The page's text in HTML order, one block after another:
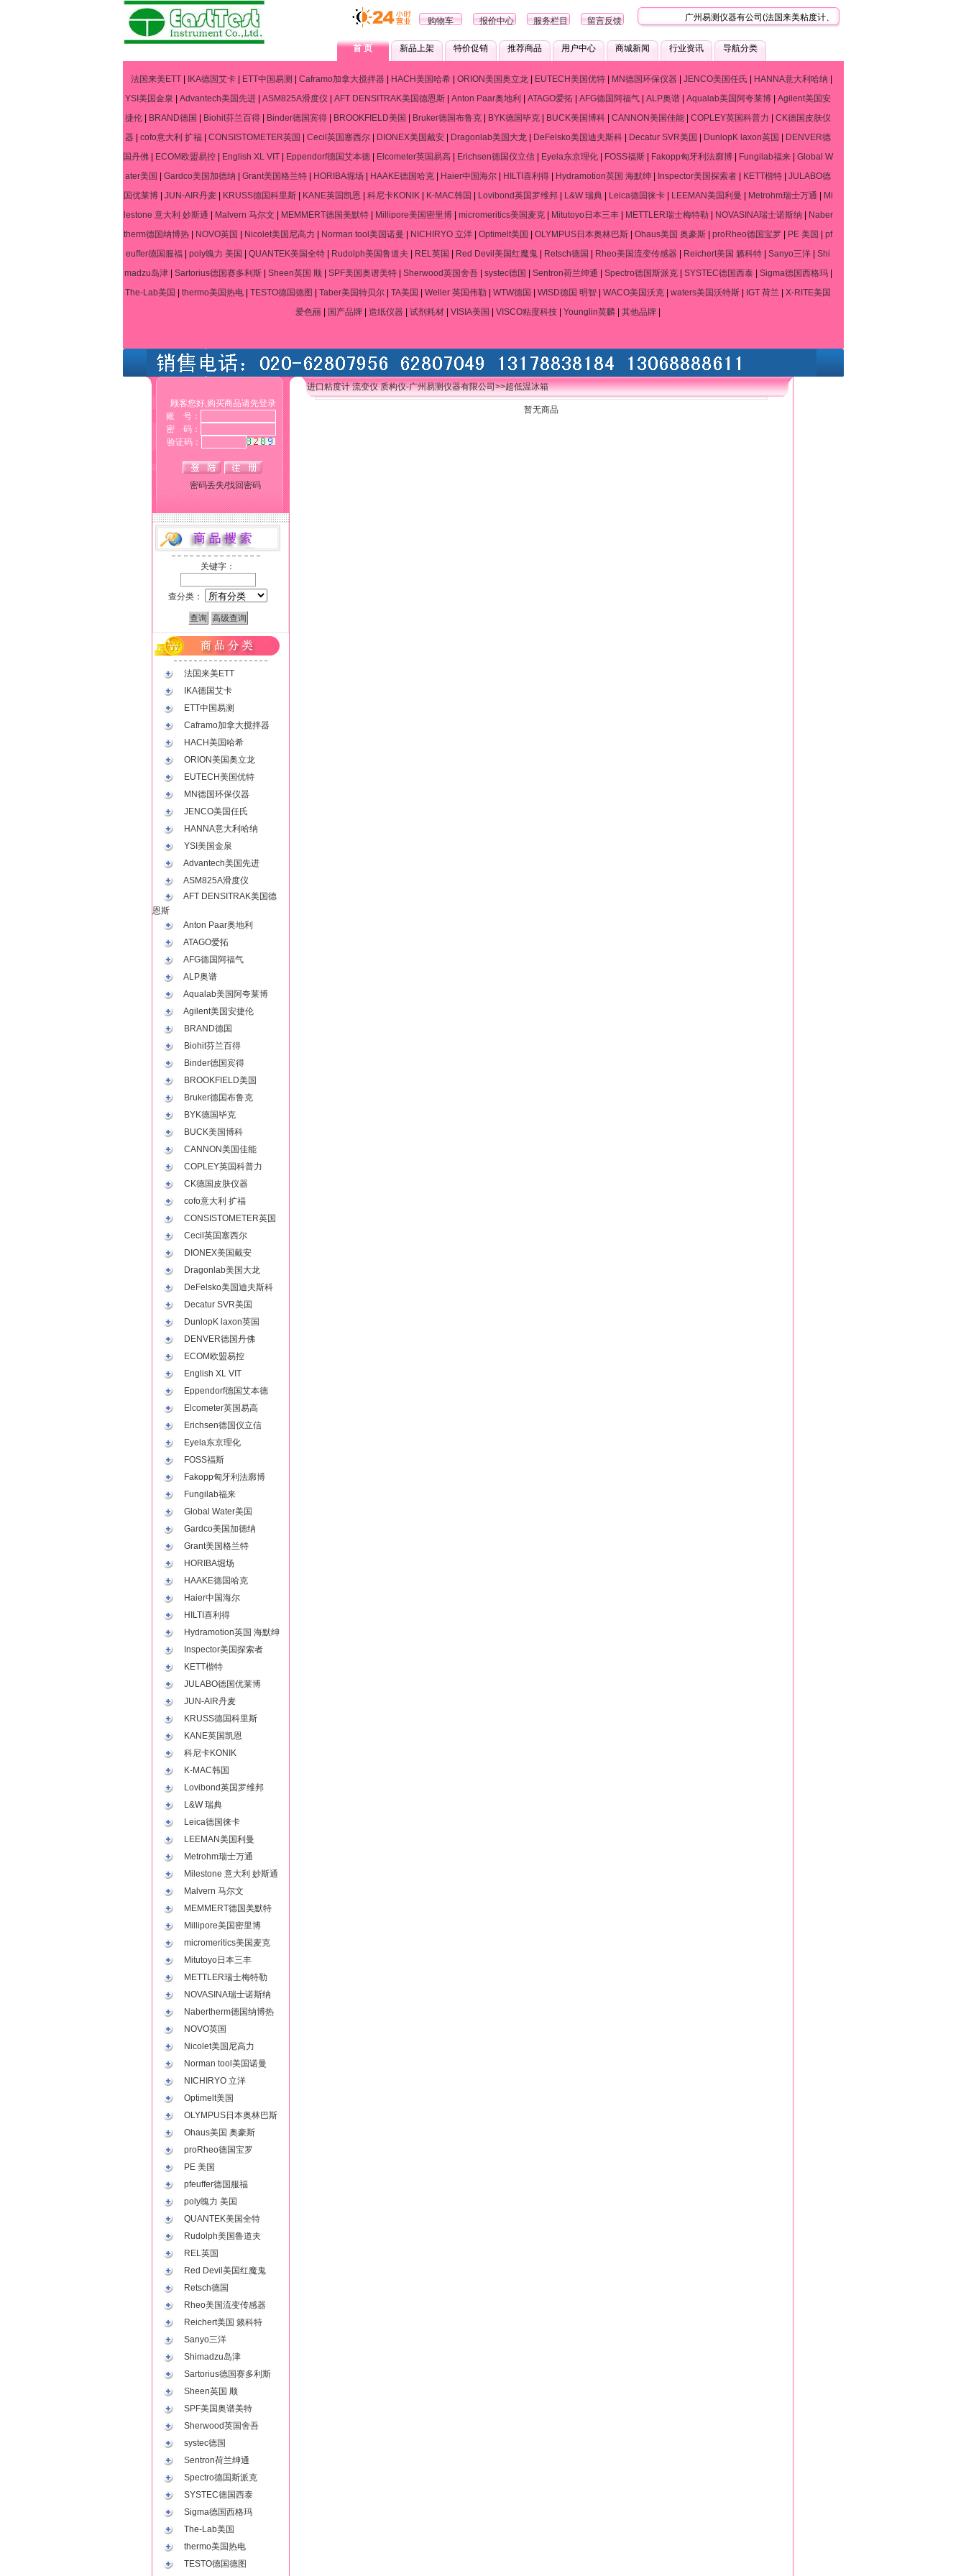
广州易测仪器有公司(法国来美粘度计、流变仪、质构仪技术服务中心)，是
购物车 报价中心 服务栏目 留言反馈
首 页 新品上架 特价促销 推荐商品 用户中心 商城新闻 行业资讯 导航分类
法国来美ETT| IKA德国艾卡| ETT中国易测 Caframo加拿大搅拌器| HACH美国哈希| ORION美国奥立龙| EUTECH美国优特| MN德国环保仪器| JENCO美国任氏 HANNA意大利哈纳
YSI美国金泉
Advantech美国先进 ASM825A滑度仪 AFT DENSITRAK美国德恩斯 Anton Paar奥地利 ATAGO爱拓 AFG德国阿福气 ALP奥谱 Aqualab美国阿夸莱博
Agilent美国安
捷伦
BRAND德国 Biohit芬兰百得 Binder德国宾得 BROOKFIELD美国 Bruker德国布鲁克 BYK德国毕克 BUCK美国博科 CANNON美国佳能 COPLEY英国科普力
CK德国皮肤仪
器
cofo意大利 扩福 CONSISTOMETER英国 Cecil英国塞西尔 DIONEX美国戴安 Dragonlab美国大龙 DeFelsko美国迪夫斯科 Decatur SVR美国 DunlopK laxon英国
DENVER德
国丹佛
ECOM欧盟易控 English XL VIT Eppendorf德国艾本德 Elcometer英国易高 Erichsen德国仪立信 Eyela东京理化 FOSS福斯 Fakopp匈牙利法廓博 Fungilab福来
Global W
ater美国
Gardco美国加德纳 Grant美国格兰特 HORIBA堀场 HAAKE德国哈克 Haier中国海尔 HILTI喜利得 Hydramotion英国 海默绅 Inspector美国探索者 KETT楷特
JULABO德
国优莱博| JUN-AIR丹麦| KRUSS德国科里斯| KANE英国凯恩 科尼卡KONIK| K-MAC韩国 Lovibond英国罗维邦| L&W 瑞典| Leica德国徕卡| LEEMAN美国利曼 Metrohm瑞士万通
Mi
lestone 意大利 妙斯通
Malvern 马尔文 MEMMERT德国美默特| Millipore美国密里博| micromeritics美国麦克| Mitutoyo日本三丰| METTLER瑞士梅特勒 NOVASINA瑞士诺斯纳
Naber
therm德国纳博热
NOVO英国 Nicolet美国尼高力 Norman tool美国诺曼 NICHIRYO 立洋 Optimelt美国 OLYMPUS日本奥林巴斯 Ohaus美国 奥豪斯 proRheo德国宝罗 PE 美国
pf
euffer德国服福
poly魄力 美国 QUANTEK美国全特 Rudolph美国鲁道夫 REL英国 Red Devil美国红魔鬼 Retsch德国 Rheo美国流变传感器 Reichert美国 籁科特 Sanyo三洋
Shi
madzu岛津| Sartorius德国赛多利斯| Sheen英国 顺| SPF美国奥谱美特| Sherwood英国舍吾| systec德国 Sentron荷兰绅通 Spectro德国斯派克| SYSTEC德国西泰| Sigma德国西格玛|
The-Lab美国
thermo美国热电 TESTO德国德图 Taber美国特贝尔 TA美国 Weller 英国伟勒 WTW德国 WISD德国 明智 WACO美国沃克 waters美国沃特斯 IGT 荷兰
X-RITE美国
爱色丽
国产品牌 造纸仪器 试剂耗材 VISIA美国 VISCO粘度科技 Younglin英麟 其他品牌
顾客您好,购买商品请先登录
账 号：
密 码：
验证码：
密码丢失/找回密码
关键字：
查分类：
法国来美ETT
IKA德国艾卡
ETT中国易测
Caframo加拿大搅拌器
HACH美国哈希
ORION美国奥立龙
EUTECH美国优特
MN德国环保仪器
JENCO美国任氏
HANNA意大利哈纳
YSI美国金泉
Advantech美国先进
ASM825A滑度仪
AFT DENSITRAK美国德
恩斯
Anton Paar奥地利
ATAGO爱拓
AFG德国阿福气
ALP奥谱
Aqualab美国阿夸莱博
Agilent美国安捷伦
BRAND德国
Biohit芬兰百得
Binder德国宾得
BROOKFIELD美国
Bruker德国布鲁克
BYK德国毕克
BUCK美国博科
CANNON美国佳能
COPLEY英国科普力
CK德国皮肤仪器
cofo意大利 扩福
CONSISTOMETER英国
Cecil英国塞西尔
DIONEX美国戴安
Dragonlab美国大龙
DeFelsko美国迪夫斯科
Decatur SVR美国
DunlopK laxon英国
DENVER德国丹佛
ECOM欧盟易控
English XL VIT
Eppendorf德国艾本德
Elcometer英国易高
Erichsen德国仪立信
Eyela东京理化
FOSS福斯
Fakopp匈牙利法廓博
Fungilab福来
Global Water美国
Gardco美国加德纳
Grant美国格兰特
HORIBA堀场
HAAKE德国哈克
Haier中国海尔
HILTI喜利得
Hydramotion英国 海默绅
Inspector美国探索者
KETT楷特
JULABO德国优莱博
JUN-AIR丹麦
KRUSS德国科里斯
KANE英国凯恩
科尼卡KONIK
K-MAC韩国
Lovibond英国罗维邦
L&W 瑞典
Leica德国徕卡
LEEMAN美国利曼
Metrohm瑞士万通
Milestone 意大利 妙斯通
Malvern 马尔文
MEMMERT德国美默特
Millipore美国密里博
micromeritics美国麦克
Mitutoyo日本三丰
METTLER瑞士梅特勒
NOVASINA瑞士诺斯纳
Nabertherm德国纳博热
NOVO英国
Nicolet美国尼高力
Norman tool美国诺曼
NICHIRYO 立洋
Optimelt美国
OLYMPUS日本奥林巴斯
Ohaus美国 奥豪斯
proRheo德国宝罗
PE 美国
pfeuffer德国服福
poly魄力 美国
QUANTEK美国全特
Rudolph美国鲁道夫
REL英国
Red Devil美国红魔鬼
Retsch德国
Rheo美国流变传感器
Reichert美国 籁科特
Sanyo三洋
Shimadzu岛津
Sartorius德国赛多利斯
Sheen英国 顺
SPF美国奥谱美特
Sherwood英国舍吾
systec德国
Sentron荷兰绅通
Spectro德国斯派克
SYSTEC德国西泰
Sigma德国西格玛
The-Lab美国
thermo美国热电
TESTO德国德图
进口粘度计 流变仪 质构仪-广州易测仪器有限公司>>超低温冰箱
暂无商品